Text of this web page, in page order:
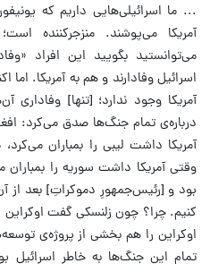
... ما اسرائیلی‌هایی داریم که
آمریکا می‌پوشند. منزجرکننده
می‌توانستید بگویید این افراد
اسرائیل وفادارند و هم به آمریکا.
آمریکا وجود ندارد؛ [تنها]
درباره‌ی تمام جنگ‌ها صدق می‌کرد:
آمریکا داشت لیبی را بمباران
وقتی آمریکا داشت سوریه را
بود و [رئیس‌جمهورِ دموکراتِ] بعد از
کنیم. چرا؟ چون زلنسکی گفت اوکراین
اوکراین را هم بخشی از پروژه‌ی
تمام این جنگ‌ها به خاطر اسرائیل